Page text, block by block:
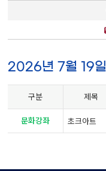
2026년 7월 19일
구분 제목
문화강좌 초크아트